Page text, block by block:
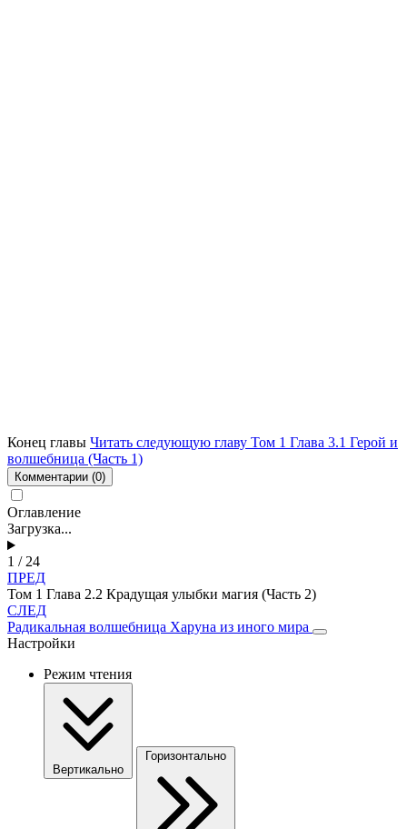
Конец главы Читать следующую главу Том 1 Глава 3.1 Герой и
волшебница (Часть 1)
Комментарии (0)
Оглавление
Загрузка...
1 / 24
ПРЕД
Том 1 Глава 2.2 Крадущая улыбки магия (Часть 2)
СЛЕД
Радикальная волшебница Харуна из иного мира
Настройки
Режим чтения
Вертикально
Горизонтально